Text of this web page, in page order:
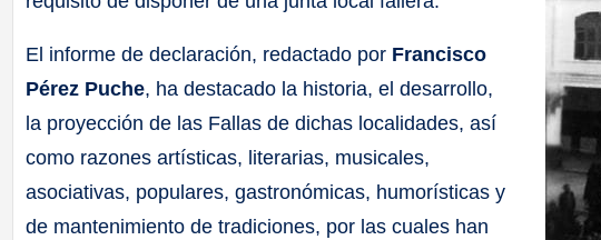
El informe de declaración, redactado por Francisco
Pérez Puche, ha destacado la historia, el desarrollo,
la proyección de las Fallas de dichas localidades, así
como razones artísticas, literarias, musicales,
asociativas, populares, gastronómicas, humorísticas y
de mantenimiento de tradiciones, por las cuales han